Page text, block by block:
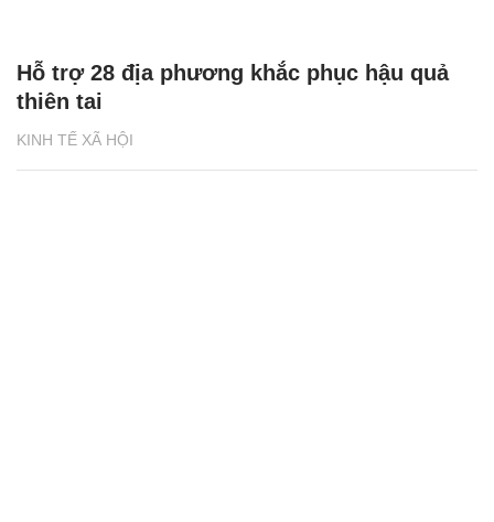
KINH TẾ XÃ HỘI
Hỗ trợ 28 địa phương khắc phục hậu quả
thiên tai